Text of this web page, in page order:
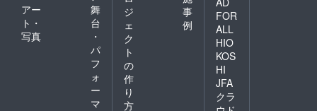
アー
ト・
写真
舞
台
・
パ
フ
ォ
ー
マ
ジ
ェ
ク
ト
の
作
り
方
事
例
FOR
ALL
HIO
KOS
HI
JFA
クラ